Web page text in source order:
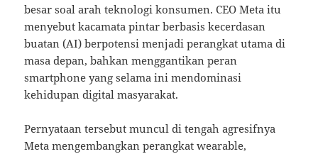
besar soal arah teknologi konsumen. CEO Meta itu
menyebut kacamata pintar berbasis kecerdasan
buatan (AI) berpotensi menjadi perangkat utama di
masa depan, bahkan menggantikan peran
smartphone yang selama ini mendominasi
kehidupan digital masyarakat.
Pernyataan tersebut muncul di tengah agresifnya
Meta mengembangkan perangkat wearable,